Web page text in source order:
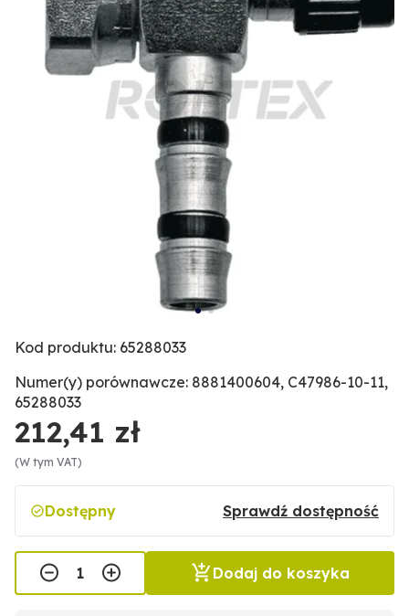
Kod produktu: 65288033
Numer(y) porównawcze: 8881400604, C47986-10-11,
65288033
212,41 zł
(W tym VAT)
Dostępny Sprawdź dostępność
Dodaj do koszyka